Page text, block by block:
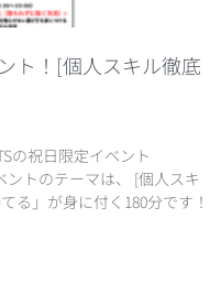
ト！[個人スキル徹底
の祝日限定イベント
ントのテーマは、 [個人スキ
る」が身に付く180分です！